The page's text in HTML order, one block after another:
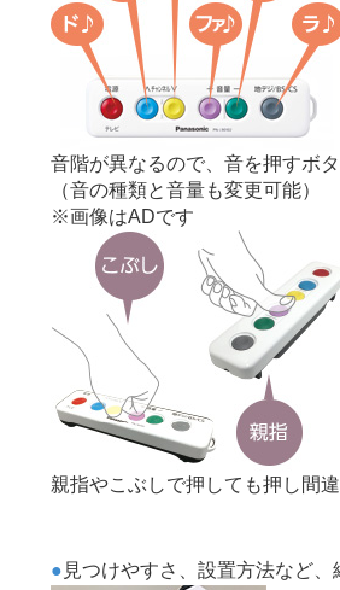
音階が異なるので、音を押すボ
（音の種類と音量も変更可能）
※画像はADです
親指やこぶしで押しても押し間
見つけやすさ、設置方法など